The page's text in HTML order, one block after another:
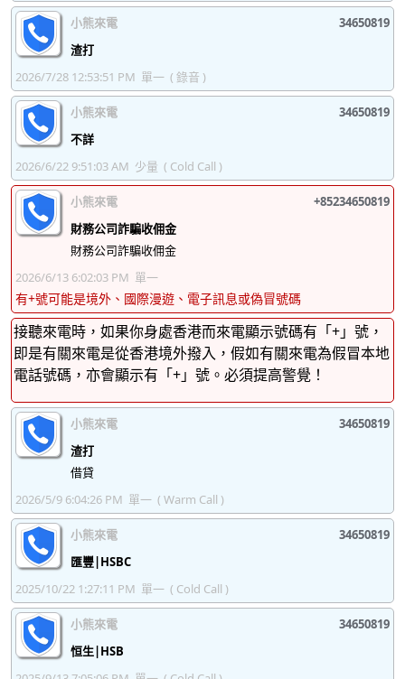
小熊來電
34650819
渣打
2026/7/28 12:53:51 PM 單一 ( 錄音 )
小熊來電
34650819
不詳
2026/6/22 9:51:03 AM 少量 ( Cold Call )
小熊來電
+85234650819
財務公司詐騙收佣金
財務公司詐騙收佣金
2026/6/13 6:02:03 PM 單一
有+號可能是境外、國際漫遊、電子訊息或偽冒號碼
接聽來電時，如果你身處香港而來電顯示號碼有「+」號，
即是有關來電是從香港境外撥入，假如有關來電為假冒本地
電話號碼，亦會顯示有「+」號。必須提高警覺！
小熊來電
34650819
渣打
借貸
2026/5/9 6:04:26 PM 單一 ( Warm Call )
小熊來電
34650819
匯豐|HSBC
2025/10/22 1:27:11 PM 單一 ( Cold Call )
小熊來電
34650819
恒生|HSB